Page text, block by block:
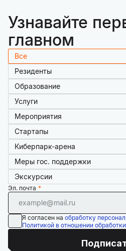
Узнавайте
главном
Все
Резиденты
Образование
Услуги
Мероприятия
Стартапы
Киберпарк-арена
Меры гос. поддержки
Экскурсии
Эл. почта
Я согласен на обработку
Политикой в отношении